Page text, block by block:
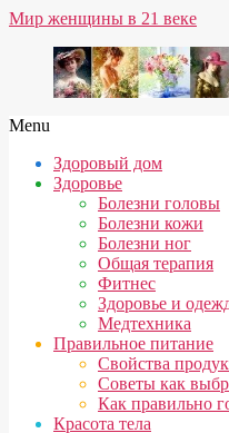
Skip
content
Мир женщины в 21 веке
Secondary
Menu
Menu
Здоровый дом
Здоровье
Болезни головы
Болезни кожи
Болезни ног
Общая терапия
Фитнес
Здоровье и
Медтехника
Правильное питание
Свойства
Советы как
Как правильно
Красота тела